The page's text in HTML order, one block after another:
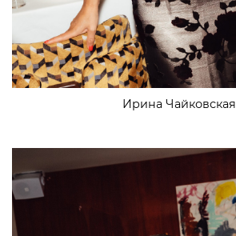
Ирина Чайковская